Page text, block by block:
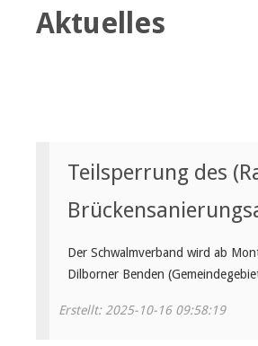
Aktuelles
Teilsperrung des
Der Schwalmverband wird ab
Dilborner Benden
Erstellt: 2025-10-16 09:58:19